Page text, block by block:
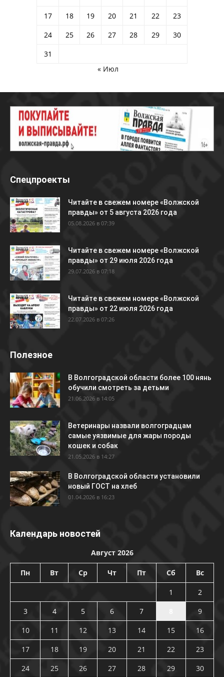
17
18 19 20 21 22
23
24
25 26 27 28 29
30
31
« Июл
Спецпроекты
Читайте в свежем номере «Волжской
правды» от 5 августа 2026 года
05.08.2026 в 07:39
Читайте в свежем номере «Волжской
правды» от 29 июля 2026 года
29.07.2026 в 07:18
Читайте в свежем номере «Волжской
правды» от 22 июля 2026 года
22.07.2026 в 07:26
Полезное
В Волгоградской области более 100 нянь
обучили смотреть за детьми
21.06.2026 в 14:05
Ветеринары назвали волгоградцам
самые уязвимые для жары породы
кошек и собак
21.05.2026 в 14:27
В Волгоградской области установили
новый ГОСТ на хлеб
01.04.2026 в 16:23
Календарь новостей
Август 2026
Пн Вт Ср Чт Пт Сб Вс
1
2
3
4 5 6 7
9
10
11 12 13 14 15
16
17
18 19 20 21 22
23
24
25 26 27 28 29
30